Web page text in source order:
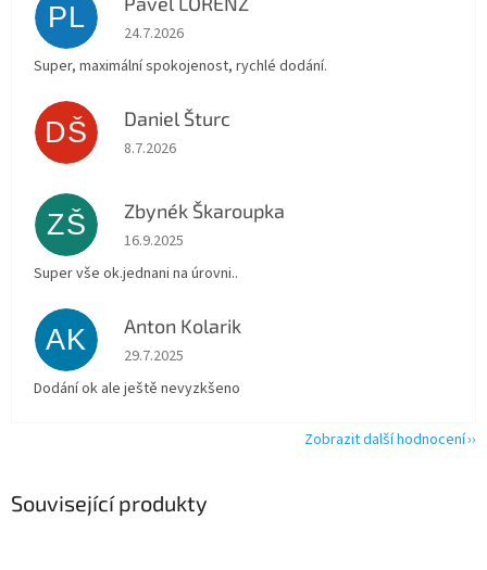
Související produkty
PL Hodnocení obchodu je 5 z 5 hvězdiček.
24.7.2026
Super, maximální spokojenost, rychlé dodání.
DŠ Daniel Šturc
Hodnocení obchodu je 5 z 5 hvězdiček.
8.7.2026
ZŠ Zbynék Škaroupka
Hodnocení obchodu je 5 z 5 hvězdiček.
16.9.2025
Super vše ok.jednani na úrovni..
AK Anton Kolarik
Hodnocení obchodu je 5 z 5 hvězdiček.
29.7.2025
Dodání ok ale ještě nevyzkšeno
Zobrazit další hodnocení